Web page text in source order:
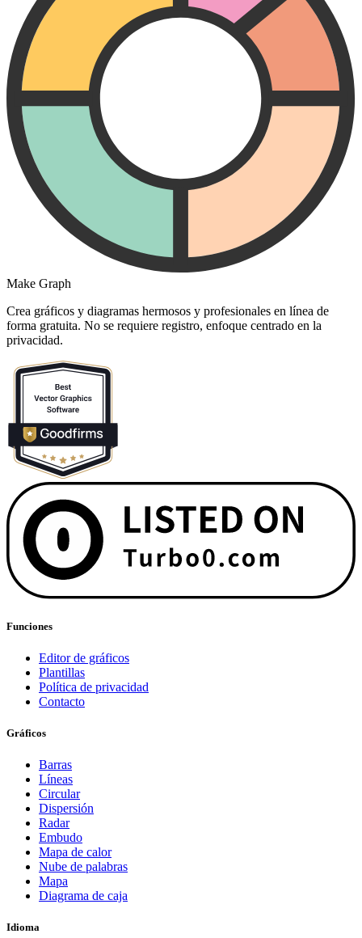
Make Graph
Crea gráficos y diagramas hermosos y profesionales en línea de
forma gratuita. No se requiere registro, enfoque centrado en la
privacidad.
Funciones
Editor de gráficos
Plantillas
Política de privacidad
Contacto
Gráficos
Barras
Líneas
Circular
Dispersión
Radar
Embudo
Mapa de calor
Nube de palabras
Mapa
Diagrama de caja
Idioma